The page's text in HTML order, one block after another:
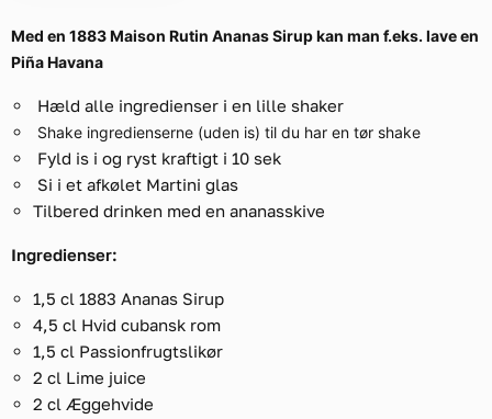
Med en 1883 Maison Rutin Ananas Sirup kan man f.eks. lave en
Piña Havana
Hæld alle ingredienser i en lille shaker
Shake ingredienserne (uden is) til du har en tør shake
Fyld is i og ryst kraftigt i 10 sek
Si i et afkølet Martini glas
Tilbered drinken med en ananasskive
Ingredienser:
1,5 cl 1883 Ananas Sirup
4,5 cl Hvid cubansk rom
1,5 cl Passionfrugtslikør
2 cl Lime juice
2 cl Æggehvide